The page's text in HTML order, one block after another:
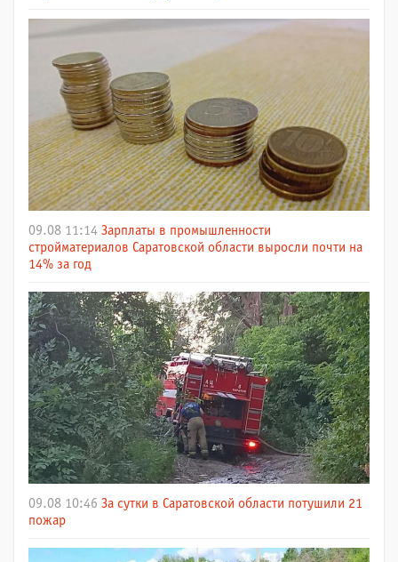
09.08 11:14 Зарплаты в промышленности
стройматериалов Саратовской области выросли почти на
14% за год
09.08 10:46 За сутки в Саратовской области потушили 21
пожар